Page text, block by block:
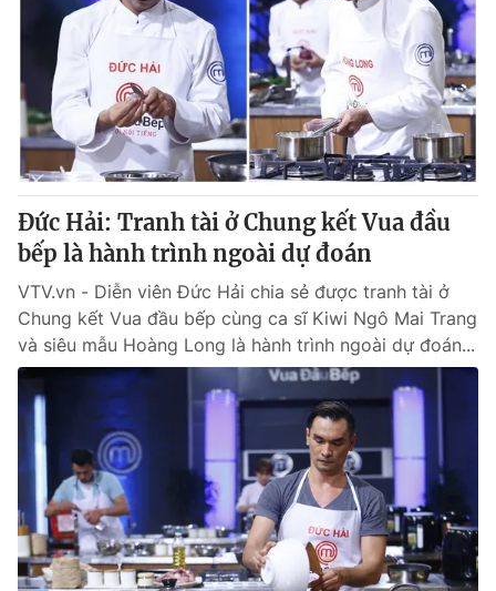
Cơ quan chủ quản:
Đài Truyền hình Việt Nam
Cơ quan báo chí:
Thời báo VTV
Giấy phép hoạt động báo in và báo điện tử số 483/GP-BTTTT
cấp ngày 29/12/2023
Tổng Biên tập:Vũ Thanh Thủy
Phó Tổng Biên tập:Nguyễn Thị Mỹ Hạnh, Phạm Quốc Thắng,
Nguyễn Trọng Ninh
Tổng đài VTV:024.38 355 931 - 024.38 355 932
Ðiện thoại Thời báo VTV: 024.66 897 897
Email:toasoan@vtv.vn
Liên hệ quảng cáo:024-7300.7108
Đức Hải: Tranh tài ở Chung kết Vua đầu
bếp là hành trình ngoài dự đoán
VTV.vn - Diễn viên Đức Hải chia sẻ được tranh tài ở
Chung kết Vua đầu bếp cùng ca sĩ Kiwi Ngô Mai Trang
và siêu mẫu Hoàng Long là hành trình ngoài dự đoán...